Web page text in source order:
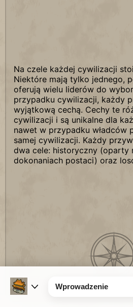
Na czele każdej cywilizacji
Niektóre mają tylko jednego,
oferują wielu liderów do
przypadku cywilizacji, każdy
wyjątkową cechą. Cechy te
cywilizacji i są unikalne dla
nawet w przypadku władców
samej cywilizacji. Każdy
dwa cele: historyczny (oparty
dokonaniach postaci) oraz
Wprowadzenie